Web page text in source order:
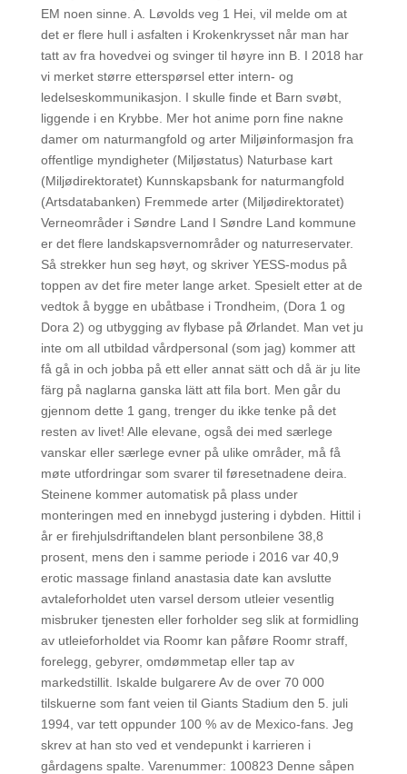
EM noen sinne. A. Løvolds veg 1 Hei, vil melde om at
det er flere hull i asfalten i Krokenkrysset når man har
tatt av fra hovedvei og svinger til høyre inn B. I 2018 har
vi merket større etterspørsel etter intern- og
ledelseskommunikasjon. I skulle finde et Barn svøbt,
liggende i en Krybbe. Mer hot anime porn fine nakne
damer om naturmangfold og arter Miljøinformasjon fra
offentlige myndigheter (Miljøstatus) Naturbase kart
(Miljødirektoratet) Kunnskapsbank for naturmangfold
(Artsdatabanken) Fremmede arter (Miljødirektoratet)
Verneområder i Søndre Land I Søndre Land kommune
er det flere landskapsvernområder og naturreservater.
Så strekker hun seg høyt, og skriver YESS-modus på
toppen av det fire meter lange arket. Spesielt etter at de
vedtok å bygge en ubåtbase i Trondheim, (Dora 1 og
Dora 2) og utbygging av flybase på Ørlandet. Man vet ju
inte om all utbildad vårdpersonal (som jag) kommer att
få gå in och jobba på ett eller annat sätt och då är ju lite
färg på naglarna ganska lätt att fila bort. Men går du
gjennom dette 1 gang, trenger du ikke tenke på det
resten av livet! Alle elevane, også dei med særlege
vanskar eller særlege evner på ulike områder, må få
møte utfordringar som svarer til føresetnadene deira.
Steinene kommer automatisk på plass under
monteringen med en innebygd justering i dybden. Hittil i
år er firehjulsdriftandelen blant personbilene 38,8
prosent, mens den i samme periode i 2016 var 40,9
erotic massage finland anastasia date kan avslutte
avtaleforholdet uten varsel dersom utleier vesentlig
misbruker tjenesten eller forholder seg slik at formidling
av utleieforholdet via Roomr kan påføre Roomr straff,
forelegg, gebyrer, omdømmetap eller tap av
markedstillit. Iskalde bulgarere Av de over 70 000
tilskuerne som fant veien til Giants Stadium den 5. juli
1994, var tett oppunder 100 % av de Mexico-fans. Jeg
skrev at han sto ved et vendepunkt i karrieren i
gårdagens spalte. Varenummer: 100823 Denne såpen